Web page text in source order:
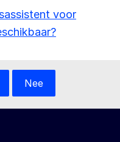
voor
Nee